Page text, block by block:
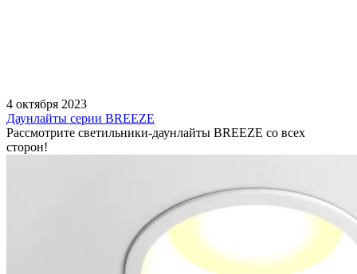
4 октября 2023
Даунлайты серии BREEZE
Рассмотрите светильники-даунлайты BREEZE со всех
сторон!